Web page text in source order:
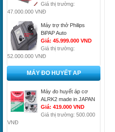
Giá thị trường:
47.000.000 VNĐ
Máy trợ thở Philips
BiPAP Auto
Giá: 45.999.000 VND
Giá thị trường:
52.000.000 VNĐ
MÁY ĐO HUYẾT AP
Máy đo huyết áp cơ
ALRK2 made in JAPAN
Giá: 419.000 VND
Giá thị trường: 500.000
VNĐ